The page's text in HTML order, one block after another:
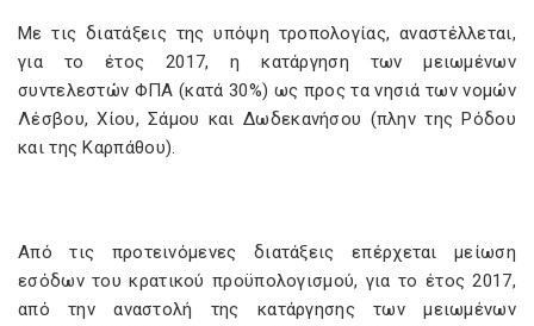
Με τις διατάξεις της υπόψη τροπολογίας, αναστέλλεται,
για το έτος 2017, η κατάργηση των μειωμένων
συντελεστών ΦΠΑ (κατά 30%) ως προς τα νησιά των νομών
Λέσβου, Χίου, Σάμου και Δωδεκανήσου (πλην της Ρόδου
και της Καρπάθου).
Από τις προτεινόμενες διατάξεις επέρχεται μείωση
εσόδων του κρατικού προϋπολογισμού, για το έτος 2017,
από την αναστολή της κατάργησης των μειωμένων